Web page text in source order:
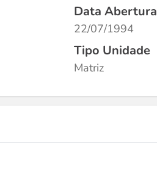
Data Abertura
22/07/1994
Tipo Unidade
Matriz